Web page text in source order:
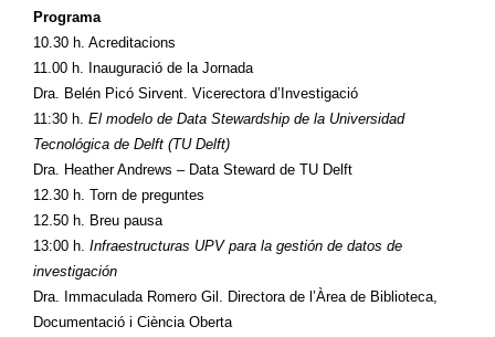
Programa
10.30 h. Acreditacions
11.00 h. Inauguració de la Jornada
Dra. Belén Picó Sirvent. Vicerectora d’Investigació
11:30 h. El modelo de Data Stewardship de la Universidad
Tecnológica de Delft (TU Delft)
Dra. Heather Andrews – Data Steward de TU Delft
12.30 h. Torn de preguntes
12.50 h. Breu pausa
13:00 h. Infraestructuras UPV para la gestión de datos de
investigación
Dra. Immaculada Romero Gil. Directora de l’Àrea de Biblioteca,
Documentació i Ciència Oberta